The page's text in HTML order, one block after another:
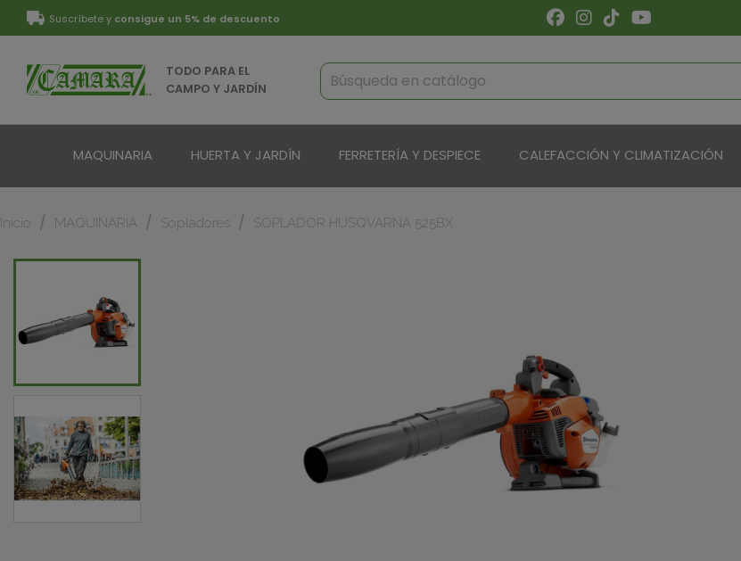
Suscríbete y consigue un 5% de descuento
TODO PARA EL
CAMPO Y JARDÍN
MAQUINARIA HUERTA Y JARDÍN FERRETERÍA Y DESPIECE CALEFACCIÓN Y CLIMATIZACIÓN
Inicio MAQUINARIA Sopladores SOPLADOR HUSQVARNA 525BX